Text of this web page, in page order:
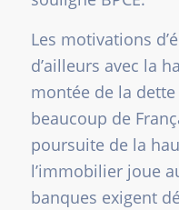
Les motivations
d’ailleurs avec la
montée de la
beaucoup de
poursuite de la
l’immobilier joue
banques exigent